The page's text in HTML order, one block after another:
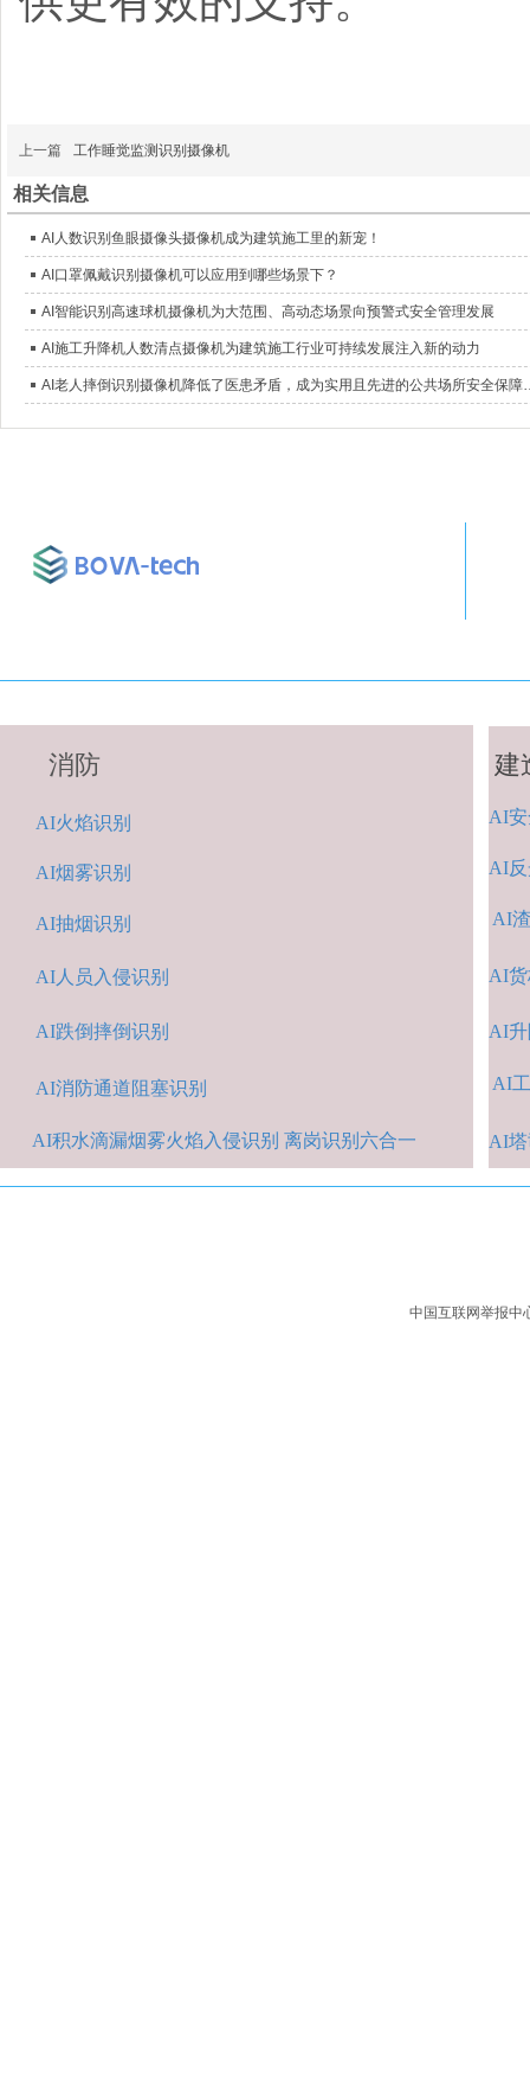
上一篇 工作睡觉监测识别摄像机
相关信息
AI人数识别鱼眼摄像头摄像机成为建筑施工里的新宠！
AI口罩佩戴识别摄像机可以应用到哪些场景下？
AI智能识别高速球机摄像机为大范围、高动态场景向预警式安全管理发展
AI施工升降机人数清点摄像机为建筑施工行业可持续发展注入新的动力
AI老人摔倒识别摄像机
AI人 员入侵识别
AI消防通道阻塞识别
AI火焰识别
AI抽烟识别
AI跌倒摔倒识别
AI积水滴漏烟雾火焰入侵识别 离岗识别六合一
AI烟雾识别
建
AI
AI
AI
AI货
AI反
AI
AI
中国互联网举报中
消防